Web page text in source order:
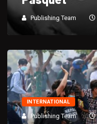
Publishing Team
INTERNATIONAL
Publishing Team